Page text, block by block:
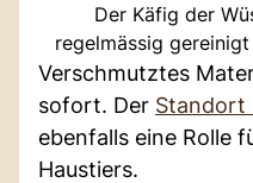
Der Käfig der
regelmässig
Verschmutztes
sofort. Der Standort
ebenfalls eine Rolle
Haustiers.